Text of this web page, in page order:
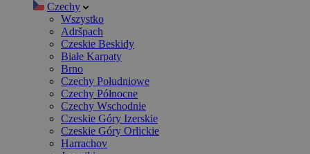
Czechy
Wszystko
Adršpach
Czeskie Beskidy
Białe Karpaty
Brno
Czechy Południowe
Czechy Północne
Czechy Wschodnie
Czeskie Góry Izerskie
Czeskie Góry Orlickie
Harrachov